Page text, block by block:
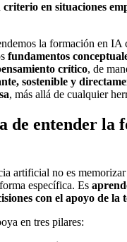
criterio en situaciones
la formación en IA
fundamentos
crítico, de
sostenible y
, más allá de cualquier
de entender la
artificial no es
específica. Es
con el apoyo de la
en tres pilares: